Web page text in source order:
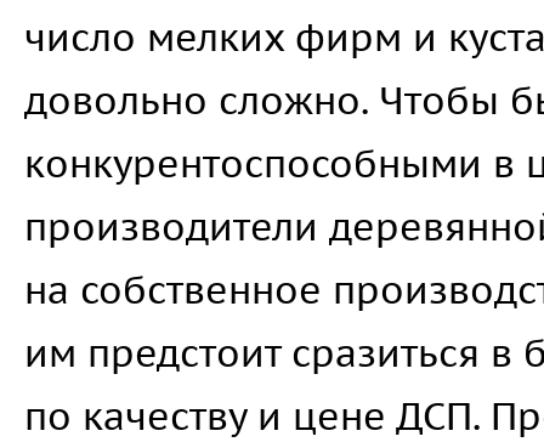
число мелких фирм и
довольно сложно. Чтобы
конкурентоспособными в
производители
на собственное
им предстоит сразиться
по качеству и цене ДСП.